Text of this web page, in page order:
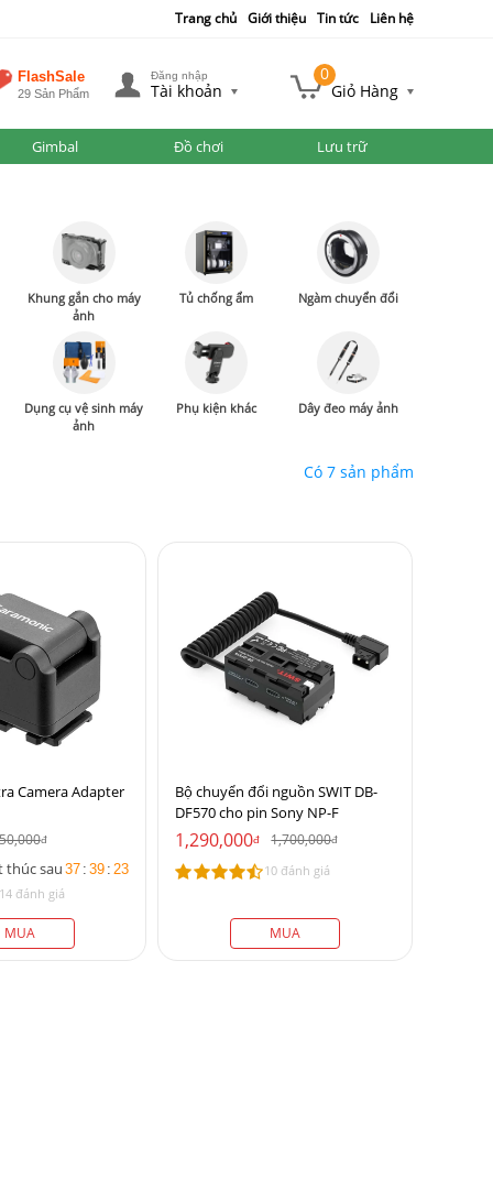
Trang chủ Giới thiệu Tin tức Liên hệ
FlashSale
29 Sản Phẩm
Đăng nhập
Tài khoản
0
Giỏ Hàng
Gimbal Đồ chơi Lưu trữ
Khung gắn cho máy
ảnh
Tủ chống ẩm Ngàm chuyển đổi
Dụng cụ vệ sinh máy
ảnh
Phụ kiện khác Dây đeo máy ảnh
Có 7 sản phẩm
Camera Adapter
đ
thúc sau 37 : 39 : 23
đánh giá
MUA
Bộ chuyển đổi nguồn SWIT DB-
DF570 cho pin Sony NP-F
1,290,000đ 1,700,000đ
10 đánh giá
MUA